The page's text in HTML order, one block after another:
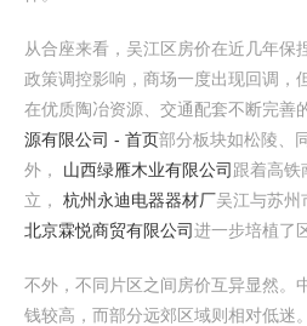
从合座来看，吴江区房价在近几年保
政策调控影响，商场一度出现回调，
在优质陶冶资源、交通配套不断完善
源有限公司 - 首页部分板块如松陵、
外， 山西绿雁木业有限公司 跟着高铁
立， 杭州永迪电器器材厂吴江与苏州
北京霖悦商贸有限公司进一步培植了
不外，不同片区之间房价互异显然。
钱较高，而部分远郊区域则相对低迷